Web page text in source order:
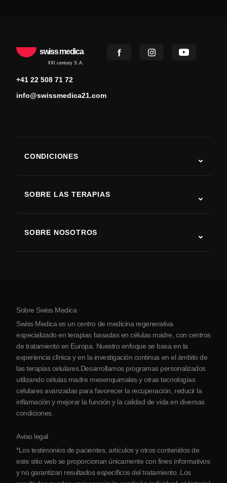
swiss medica
XXI century S.A.
+41 22 508 71 72
info@swissmedica21.com
CONDICIONES
Enfermedad de Parkinson
Artritis
SOBRE LAS TERAPIAS
SOBRE NOSOTROS
Sobre Serbia
Colaboraciones
Sobre Swiss Medica
Swiss Medica es un centro de medicina regenerativa
especializado en terapias basadas en células madre, con centros
de tratamiento en Europa. Nuestro enfoque se basa en la
experiencia clínica y en la investigación continua en el ámbito de
las terapias celulares.Desarrollamos programas personalizados
utilizando células madre mesenquimales y otras tecnologías
celulares avanzadas para favorecer la recuperación, reducir la
inflamación y mejorar la función y la calidad de vida en diversas
condiciones.
Aviso legal
*Los testimonios de pacientes, artículos y otros contenidos de
este sitio web se proporcionan únicamente con fines informativos
y no garantizan resultados específicos del tratamiento. Los